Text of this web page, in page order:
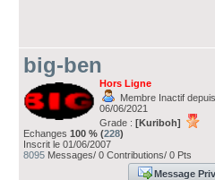
big-ben
Hors Ligne
Membre Inactif
06/06/2021
Grade : [Kuriboh]
Echanges 100 % (228)
Inscrit le 01/06/2007
8095 Messages/ 0 Contributions/ 0 Pts
Message